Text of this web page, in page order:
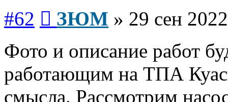
#62 ЗЮМ » 29 сен
Фото и описание работ
работающим на ТПА
смысла. Рассмотрим